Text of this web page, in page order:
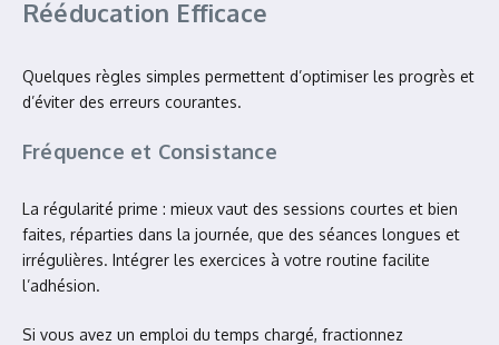
Rééducation Efficace
Quelques règles simples permettent d’optimiser les progrès et
d’éviter des erreurs courantes.
Fréquence et Consistance
La régularité prime : mieux vaut des sessions courtes et bien
faites, réparties dans la journée, que des séances longues et
irrégulières. Intégrer les exercices à votre routine facilite
l’adhésion.
Si vous avez un emploi du temps chargé, fractionnez